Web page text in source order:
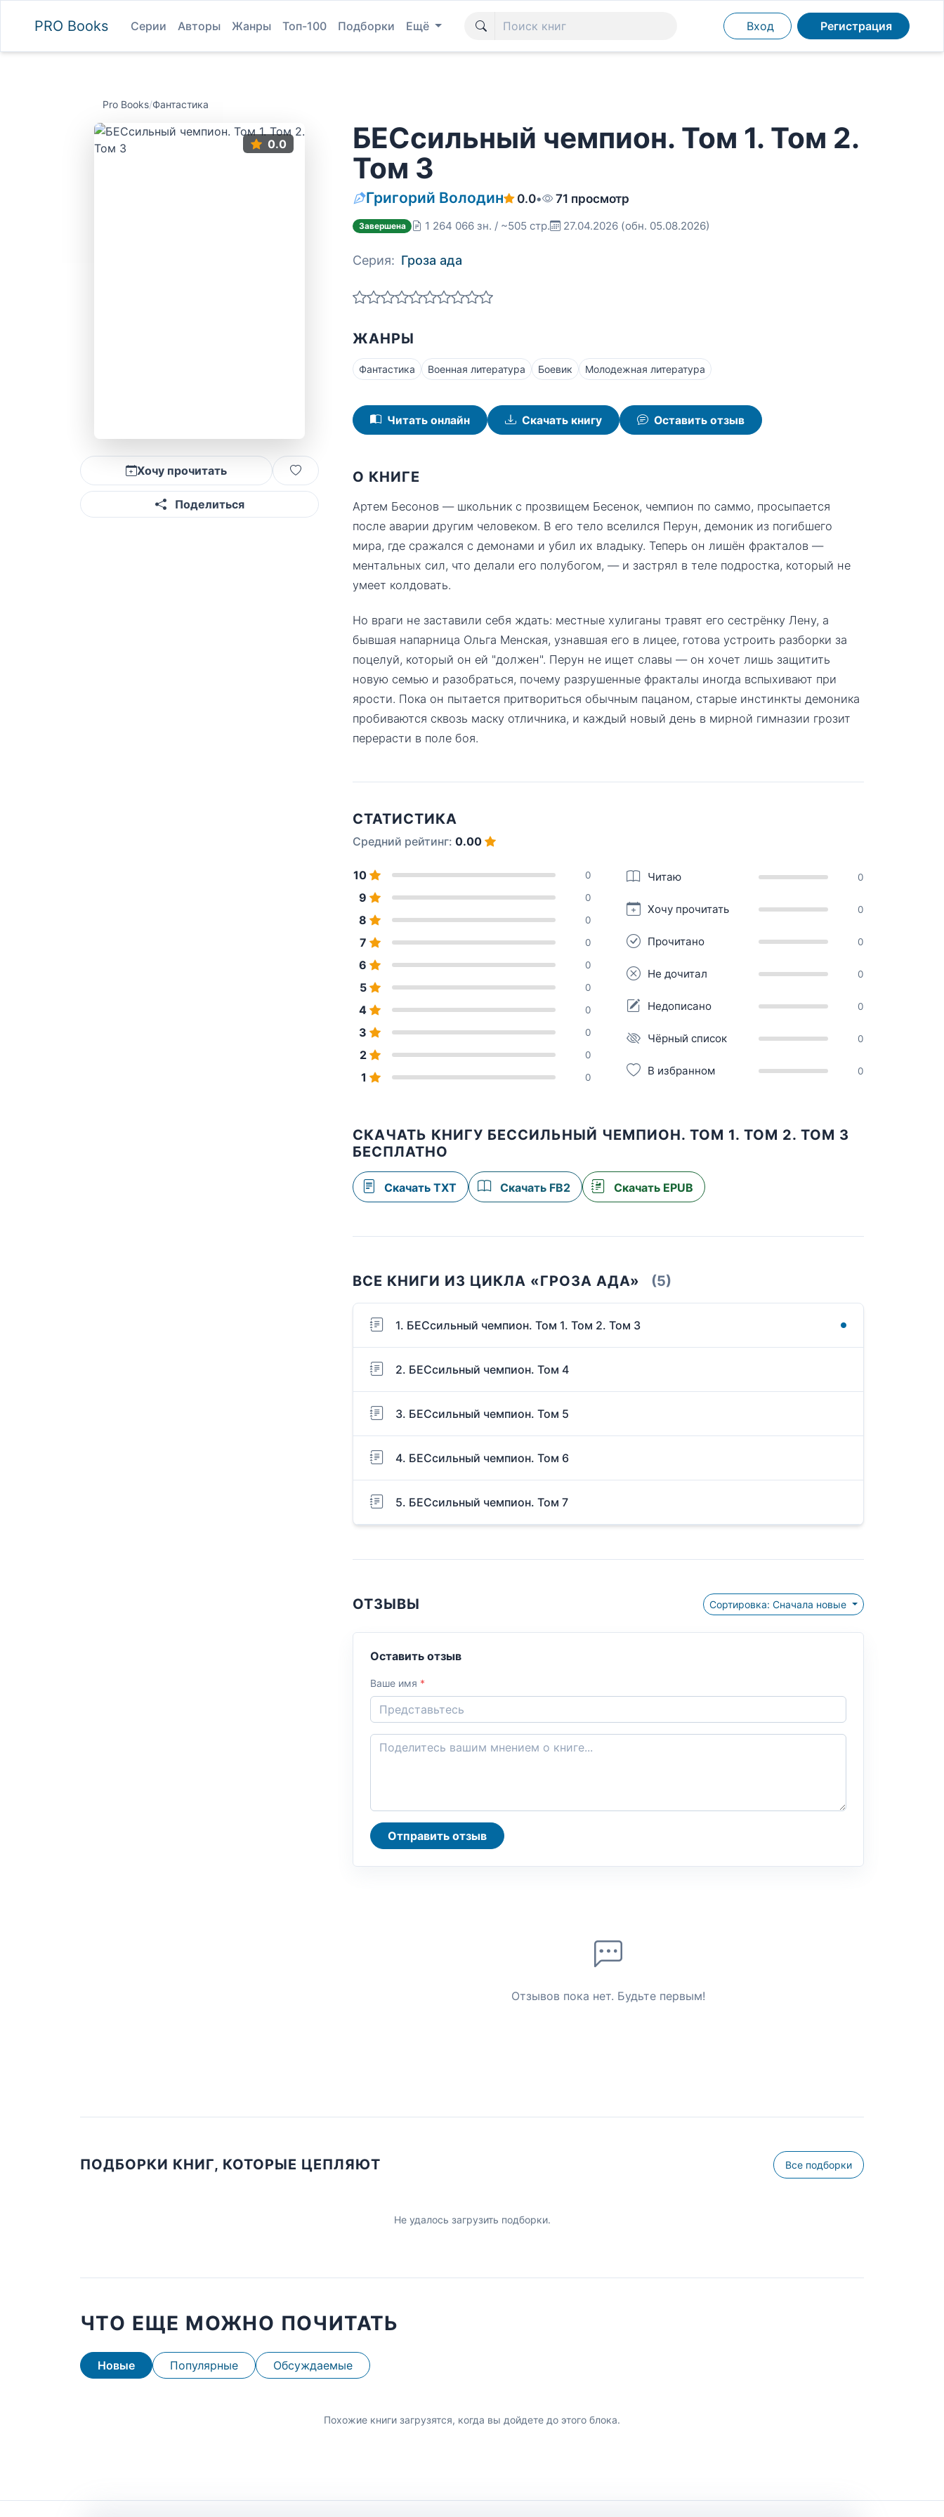
PRO Books Серии Авторы Жанры Топ-100 Подборки Ещё Вход Регистрация
Pro Books/Фантастика
0.0
Хочу прочитать
Поделиться
БЕСсильный чемпион. Том 1. Том 2.
Том 3
Григорий Володин 0.0• 71 просмотр
Завершена 1 264 066 зн. / ~505 стр. 27.04.2026 (обн. 05.08.2026)
Серия: Гроза ада
ЖАНРЫ
Фантастика Военная литература Боевик Молодежная литература
Читать онлайн Скачать книгу Оставить отзыв
О КНИГЕ
Артем Бесонов — школьник с прозвищем Бесенок, чемпион по саммо, просыпается
после аварии другим человеком. В его тело вселился Перун, демоник из погибшего
мира, где сражался с демонами и убил их владыку. Теперь он лишён фракталов —
ментальных сил, что делали его полубогом, — и застрял в теле подростка, который не
умеет колдовать.
Но враги не заставили себя ждать: местные хулиганы травят его сестрёнку Лену, а
бывшая напарница Ольга Менская, узнавшая его в лицее, готова устроить разборки за
поцелуй, который он ей "должен". Перун не ищет славы — он хочет лишь защитить
новую семью и разобраться, почему разрушенные фракталы иногда вспыхивают при
ярости. Пока он пытается притвориться обычным пацаном, старые инстинкты демоника
пробиваются сквозь маску отличника, и каждый новый день в мирной гимназии грозит
перерасти в поле боя.
СТАТИСТИКА
Средний рейтинг: 0.00
10 0
9 0
8 0
7 0
6 0
5 0
4 0
3 0
2 0
1 0
Читаю 0
Хочу прочитать 0
Прочитано 0
Не дочитал 0
Недописано 0
Чёрный список 0
В избранном 0
СКАЧАТЬ КНИГУ БЕССИЛЬНЫЙ ЧЕМПИОН. ТОМ 1. ТОМ 2. ТОМ 3
БЕСПЛАТНО
Скачать TXT Скачать FB2 Скачать EPUB
ВСЕ КНИГИ ИЗ ЦИКЛА «ГРОЗА АДА» (5)
1. БЕСсильный чемпион. Том 1. Том 2. Том 3
2. БЕСсильный чемпион. Том 4
3. БЕСсильный чемпион. Том 5
4. БЕСсильный чемпион. Том 6
5. БЕСсильный чемпион. Том 7
ОТЗЫВЫ Сортировка: Сначала новые
Оставить отзыв
Ваше имя *
Отправить отзыв
Отзывов пока нет. Будьте первым!
ПОДБОРКИ КНИГ, КОТОРЫЕ ЦЕПЛЯЮТ Все подборки
Не удалось загрузить подборки.
ЧТО ЕЩЕ МОЖНО ПОЧИТАТЬ
Новые Популярные Обсуждаемые
Похожие книги загрузятся, когда вы дойдете до этого блока.